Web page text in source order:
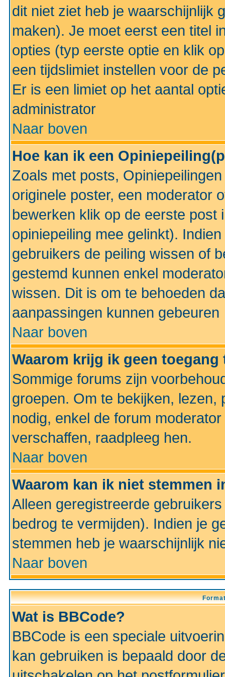
dit niet ziet heb je waarschijnlijk
maken). Je moet eerst een titel
opties (typ eerste optie en klik
een tijdslimiet instellen voor de
Er is een limiet op het aantal
administrator
Naar boven
Hoe kan ik een
Zoals met posts,
originele poster, een moderator
bewerken klik op de eerste post
opiniepeiling mee gelinkt).
gebruikers de peiling wissen of
gestemd kunnen enkel
wissen. Dit is om te behoeden
aanpassingen kunnen gebeuren
Naar boven
Waarom krijg ik geen
Sommige forums zijn
groepen. Om te bekijken, lezen,
nodig, enkel de forum
verschaffen, raadpleeg hen.
Naar boven
Waarom kan ik niet stemmen
Alleen geregistreerde
bedrog te vermijden). Indien je
stemmen heb je waarschijnlijk
Naar boven
Wat is BBCode?
BBCode is een speciale
kan gebruiken is bepaald door